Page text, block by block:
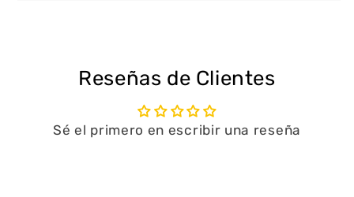
Reseñas de Clientes
Sé el primero en escribir una reseña